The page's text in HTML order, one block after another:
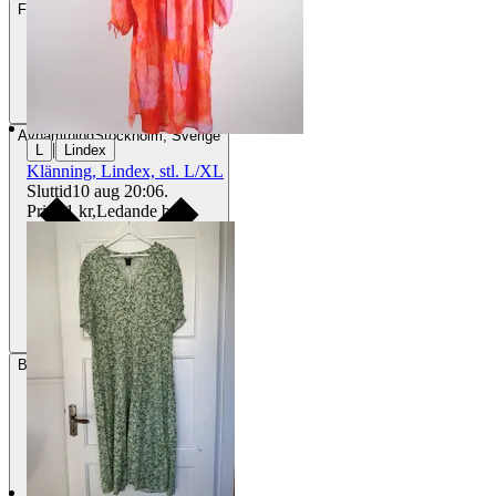
Frakt 84 kr DSV
AvhämtningStockholm, Sverige
Betalning Via Tradera
| Lindex
Klänning, Lindex, stl. L/XL
Sluttid10 aug 20:06.
Pris:
11 kr,Ledande bud .